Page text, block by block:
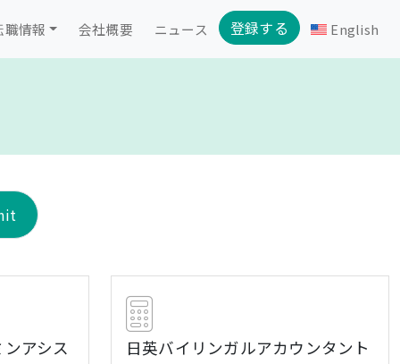
職情報 会社概要 ニュース 登録する English
アシス
日英バイリンガルアカウンタント